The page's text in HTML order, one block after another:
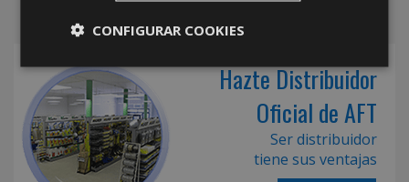
Hazte Distribuidor
Oficial de AFT
Ser distribuidor
tiene sus ventajas
CONFIGURAR COOKIES